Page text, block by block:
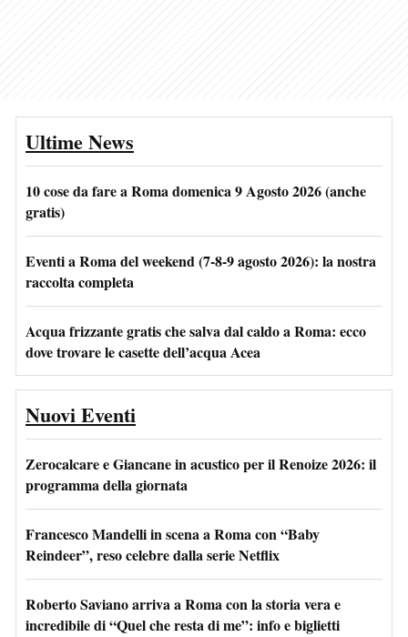
Ultime News
10 cose da fare a Roma domenica 9 Agosto 2026 (anche
gratis)
Eventi a Roma del weekend (7-8-9 agosto 2026): la nostra
raccolta completa
Acqua frizzante gratis che salva dal caldo a Roma: ecco
dove trovare le casette dell’acqua Acea
Nuovi Eventi
Zerocalcare e Giancane in acustico per il Renoize 2026: il
programma della giornata
Francesco Mandelli in scena a Roma con “Baby
Reindeer”, reso celebre dalla serie Netflix
Roberto Saviano arriva a Roma con la storia vera e
incredibile di “Quel che resta di me”: info e biglietti